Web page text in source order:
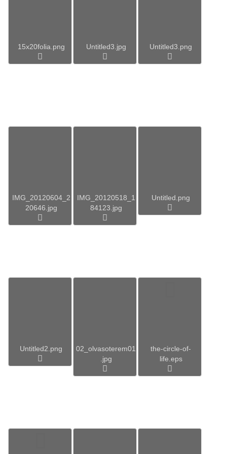
15x20folia.png Untitled3.jpg Untitled3.png
IMG_20120604_2
20646.jpg
IMG_20120518_1
84123.jpg
Untitled.png
Untitled2.png
02_olvasoterem01
.jpg
the-circle-of-
life.eps